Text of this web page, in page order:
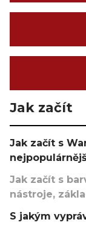
Jak začít
Jak začít s
Jak začít s
nástroje,
S jakým